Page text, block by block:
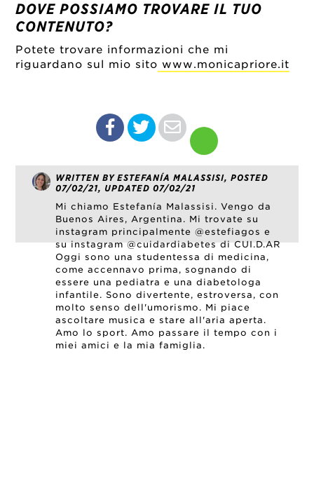
DOVE POSSIAMO TROVARE IL TUO
CONTENUTO?
Potete trovare informazioni che mi
riguardano sul mio sito www.monicapriore.it
WRITTEN BY ESTEFANÍA MALASSISI, POSTED
07/02/21, UPDATED 07/02/21
Mi chiamo Estefanía Malassisi. Vengo da
Buenos Aires, Argentina. Mi trovate su
instagram principalmente @estefiagos e
su instagram @cuidardiabetes di CUI.D.AR
Oggi sono una studentessa di medicina,
come accennavo prima, sognando di
essere una pediatra e una diabetologa
infantile. Sono divertente, estroversa, con
molto senso dell'umorismo. Mi piace
ascoltare musica e stare all'aria aperta.
Amo lo sport. Amo passare il tempo con i
miei amici e la mia famiglia.